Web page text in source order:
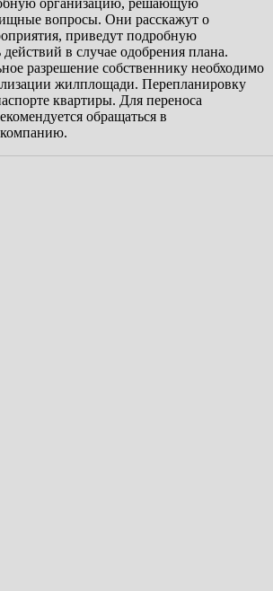
вопросы. Они расскажут о
приведут подробную
действий в случае одобрения плана.
разрешение собственнику необходимо
жилплощади. Перепланировку
квартиры. Для переноса
обращаться в